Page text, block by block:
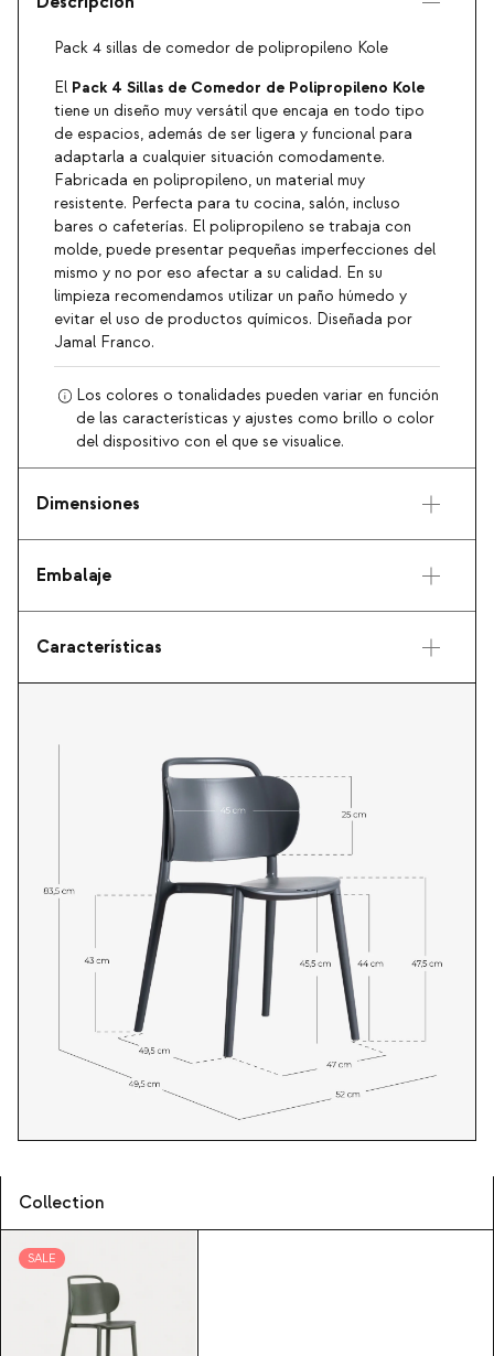
Pack 4 sillas de comedor de polipropileno Kole
El Pack 4 Sillas de Comedor de Polipropileno Kole
tiene un diseño muy versátil que encaja en todo tipo
de espacios, además de ser ligera y funcional para
adaptarla a cualquier situación comodamente.
Fabricada en polipropileno, un material muy
resistente. Perfecta para tu cocina, salón, incluso
bares o cafeterías. El polipropileno se trabaja con
molde, puede presentar pequeñas imperfecciones del
mismo y no por eso afectar a su calidad. En su
limpieza recomendamos utilizar un paño húmedo y
evitar el uso de productos químicos. Diseñada por
Jamal Franco.
Los colores o tonalidades pueden variar en función
de las características y ajustes como brillo o color
del dispositivo con el que se visualice.
Dimensiones
Embalaje
Características
Collection
SALE